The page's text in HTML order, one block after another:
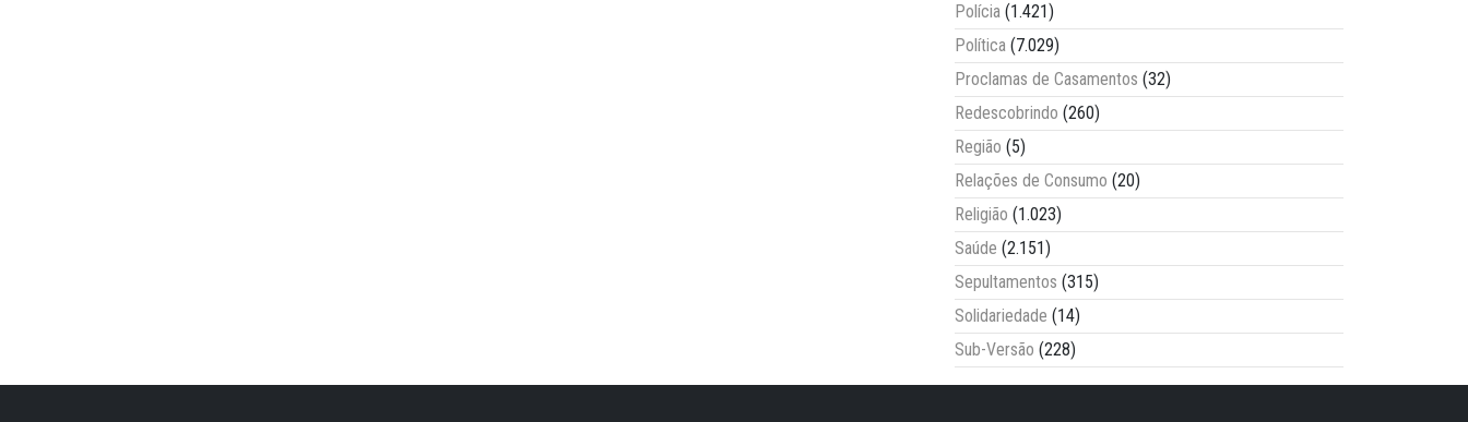
Polícia (1.421)
Política (7.029)
Proclamas de Casamentos (32)
Redescobrindo (260)
Região (5)
Relações de Consumo (20)
Religião (1.023)
Saúde (2.151)
Sepultamentos (315)
Solidariedade (14)
Sub-Versão (228)